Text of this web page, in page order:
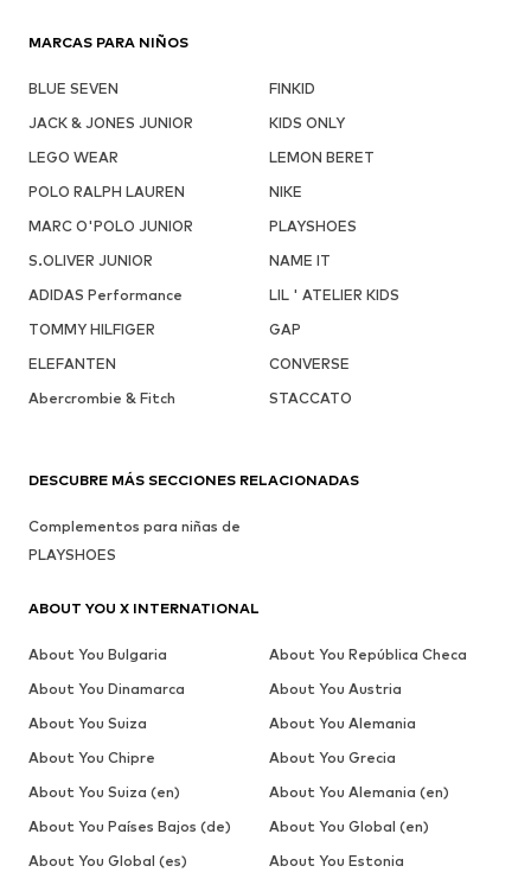
MARCAS PARA NIÑOS
BLUE SEVEN
FINKID
JACK & JONES JUNIOR
KIDS ONLY
LEGO WEAR
LEMON BERET
POLO RALPH LAUREN
NIKE
MARC O'POLO JUNIOR
PLAYSHOES
S.OLIVER JUNIOR
NAME IT
ADIDAS Performance
LIL ' ATELIER KIDS
TOMMY HILFIGER
GAP
ELEFANTEN
CONVERSE
Abercrombie & Fitch
STACCATO
DESCUBRE MÁS SECCIONES RELACIONADAS
Complementos para niñas de
PLAYSHOES
ABOUT YOU X INTERNATIONAL
About You Bulgaria
About You República Checa
About You Dinamarca
About You Austria
About You Suiza
About You Alemania
About You Chipre
About You Grecia
About You Suiza (en)
About You Alemania (en)
About You Países Bajos (de)
About You Global (en)
About You Global (es)
About You Estonia